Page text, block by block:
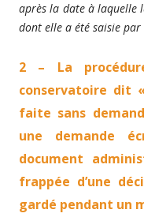
après la date à laquelle
dont elle a été saisie
2 – La
conservatoire dit
faite sans
une demande
document
frappée d’une
gardé pendant un